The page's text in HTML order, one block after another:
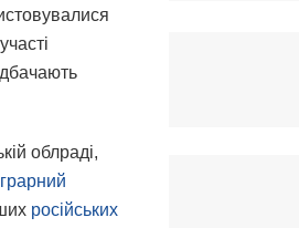
облраді,
російських